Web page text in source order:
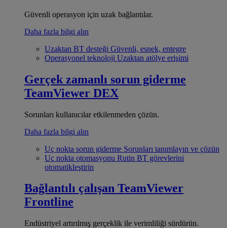
Güvenli operasyon için uzak bağlantılar.
Daha fazla bilgi alın
Uzaktan BT desteği Güvenli, esnek, entegre
Operasyonel teknoloji Uzaktan atölye erişimi
Gerçek zamanlı sorun giderme
TeamViewer DEX
Sorunları kullanıcılar etkilenmeden çözün.
Daha fazla bilgi alın
Uç nokta sorun giderme Sorunları tanımlayın ve çözün
Uç nokta otomasyonu Rutin BT görevlerini
otomatikleştirin
Bağlantılı çalışan TeamViewer
Frontline
Endüstriyel artırılmış gerçeklik ile verimliliği sürdürün.